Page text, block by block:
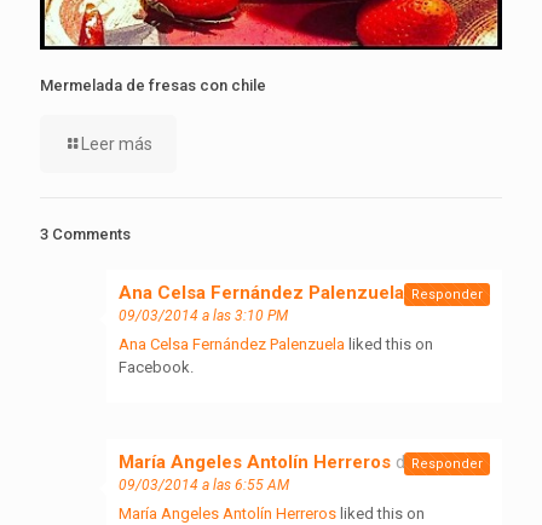
Mermelada de fresas con chile
Leer más
3 Comments
Ana Celsa Fernández Palenzuela dice:
09/03/2014 a las 3:10 PM
Ana Celsa Fernández Palenzuela liked this on
Facebook.
Responder
María Angeles Antolín Herreros dice:
09/03/2014 a las 6:55 AM
María Angeles Antolín Herreros liked this on
Responder